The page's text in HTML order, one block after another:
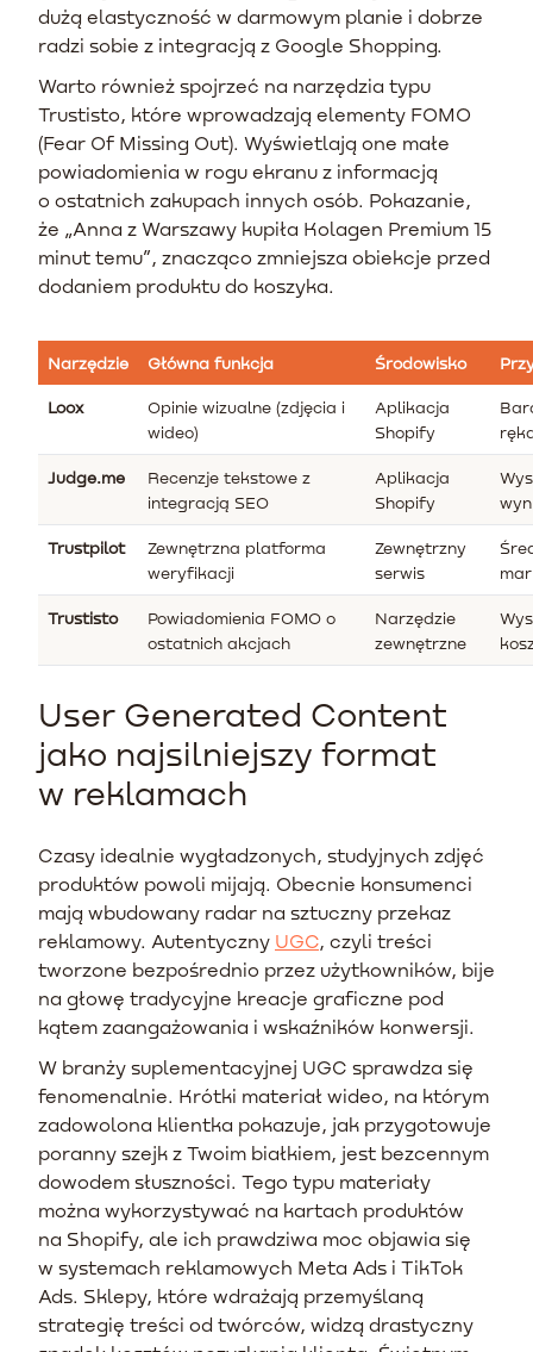
dużą elastyczność w darmowym planie i dobrze
radzi sobie z integracją z Google Shopping.
Warto również spojrzeć na narzędzia typu
Trustisto, które wprowadzają elementy FOMO
(Fear Of Missing Out). Wyświetlają one małe
powiadomienia w rogu ekranu z informacją
o ostatnich zakupach innych osób. Pokazanie,
że „Anna z Warszawy kupiła Kolagen Premium 15
minut temu”, znacząco zmniejsza obiekcje przed
dodaniem produktu do koszyka.
Narzędzie Główna funkcja Środowisko
Loox
Opinie wizualne (zdjęcia i
wideo)
Aplikacja
Shopify
Judge.me
Recenzje tekstowe z
integracją SEO
Aplikacja
Shopify
Trustpilot
Zewnętrzna platforma
weryfikacji
Zewnętrzny
serwis
Trustisto
Powiadomienia FOMO o
ostatnich akcjach
Narzędzie
zewnętrzne
User Generated Content
jako najsilniejszy format
w reklamach
Czasy idealnie wygładzonych, studyjnych zdjęć
produktów powoli mijają. Obecnie konsumenci
mają wbudowany radar na sztuczny przekaz
reklamowy. Autentyczny UGC , czyli treści
tworzone bezpośrednio przez użytkowników, bije
na głowę tradycyjne kreacje graficzne pod
kątem zaangażowania i wskaźników konwersji.
W branży suplementacyjnej UGC sprawdza się
fenomenalnie. Krótki materiał wideo, na którym
zadowolona klientka pokazuje, jak przygotowuje
poranny szejk z Twoim białkiem, jest bezcennym
dowodem słuszności. Tego typu materiały
można wykorzystywać na kartach produktów
na Shopify, ale ich prawdziwa moc objawia się
w systemach reklamowych Meta Ads i TikTok
Ads. Sklepy, które wdrażają przemyślaną
strategię treści od twórców, widzą drastyczny